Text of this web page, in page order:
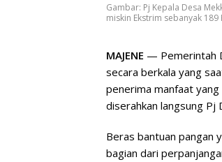
Gambar: Pj Kepala Desa
miskin Ekstrim sebanyak 189
MAJENE — Pemerintah
secara berkala yang
penerima manfaat
diserahkan langsung Pj
Beras bantuan pangan
bagian dari